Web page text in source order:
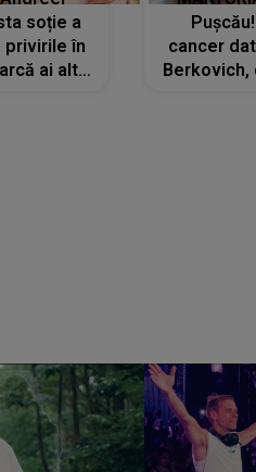
soție a
privirile în
ai altă
cancer
Berkovich,